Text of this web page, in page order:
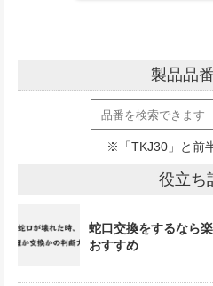
製品品
※「TKJ30」と前
役立ち
蛇口交換をするなら
おすすめ